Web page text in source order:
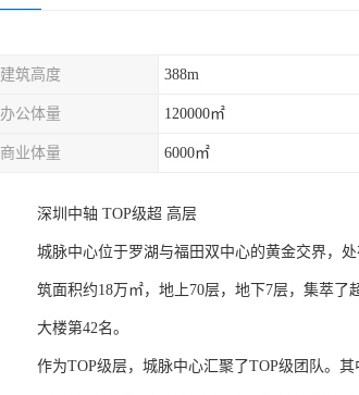
建筑高度 388m
办公体量 120000㎡
商业体量 6000㎡
深圳中轴 TOP级超 高层
城脉中心位于罗湖与福田双中心的黄金交界，
筑面积约18万㎡，地上70层，地下7层，集萃
大楼第42名。
作为TOP级层，城脉中心汇聚了TOP级团队。